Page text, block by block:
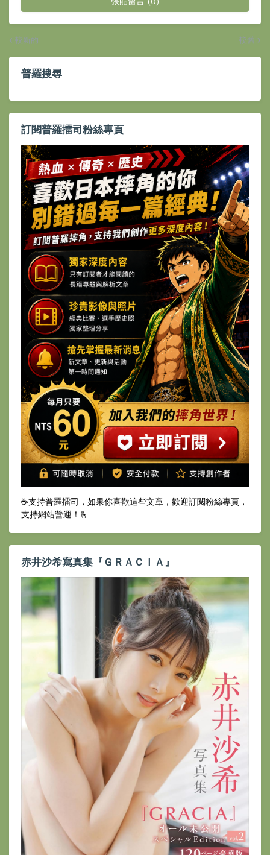
較新的 較舊
普羅搜尋
訂閱普羅擂司粉絲專頁
☕️支持普羅擂司，如果你喜歡這些文章，歡迎訂閱粉絲專頁，
支持網站營運！🫰
赤井沙希寫真集『ＧＲＡＣＩＡ』